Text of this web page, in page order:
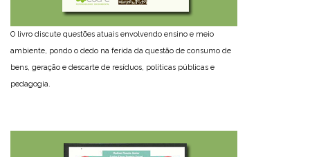
O livro discute questões atuais envolvendo ensino e meio
ambiente, pondo o dedo na ferida da questão de consumo de
bens, geração e descarte de resíduos, políticas públicas e
pedagogia.